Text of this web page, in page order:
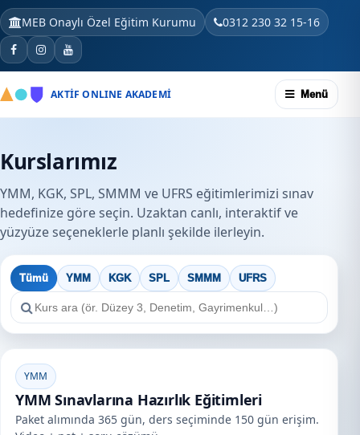
MEB Onaylı Özel Eğitim Kurumu 0312 230 32 15-16
AKTİF ONLINE AKADEMİ Menü
Kurslarımız
YMM, KGK, SPL, SMMM ve UFRS eğitimlerimizi sınav
hedefinize göre seçin. Uzaktan canlı, interaktif ve
yüzyüze seçeneklerle planlı şekilde ilerleyin.
Tümü YMM KGK SPL SMMM UFRS
YMM
YMM Sınavlarına Hazırlık Eğitimleri
Paket alımında 365 gün, ders seçiminde 150 gün erişim.